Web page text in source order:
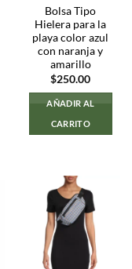
Bolsa Tipo
Hielera para la
playa color azul
con naranja y
amarillo
$250.00
AÑADIR AL
CARRITO